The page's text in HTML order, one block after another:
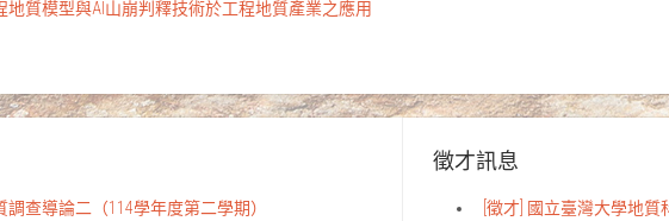
地質模型與AI山崩判釋技術於工程地質產業之應用
調查導論二（114學年度第二學期）
徵才訊息
[徵才] 國立臺灣大學地